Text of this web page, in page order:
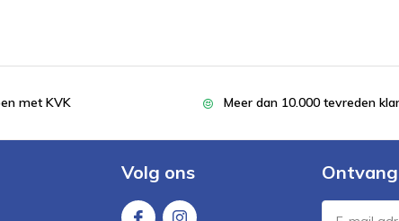
met KVK Meer dan 10.000 tevreden
Volg ons